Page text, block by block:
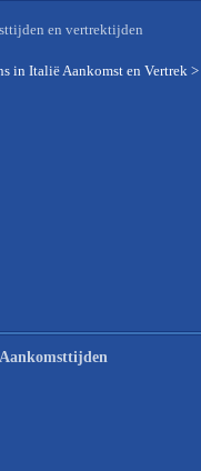
en vertrektijden
in Italië Aankomst en Vertrek >